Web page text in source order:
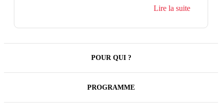
Lire la suite
POUR QUI ?
PROGRAMME